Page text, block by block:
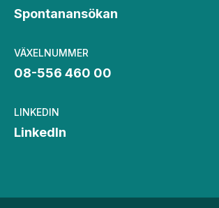
Spontanansökan
VÄXELNUMMER
08-556 460 00
LINKEDIN
LinkedIn